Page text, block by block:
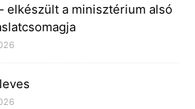
elkészült a minisztérium alsó